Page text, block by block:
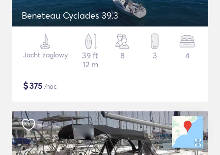
Beneteau Cyclades 39.3
Jacht żaglowy
39 ft
12 m
8 3 4
$375 /noc